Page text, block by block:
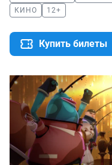
КИНО
12+
Купить билеты